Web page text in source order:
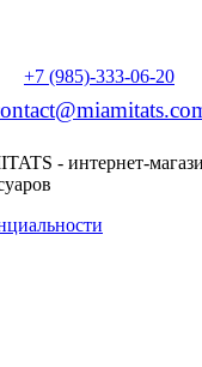
+7 (985)-333-06-20
- интернет-